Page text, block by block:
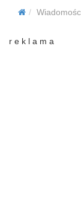
r e k l a m a